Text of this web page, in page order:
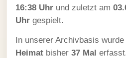
16:38 Uhr und zuletzt am
Uhr gespielt.
In unserer Archivbasis wurde
Heimat bisher 37 Mal